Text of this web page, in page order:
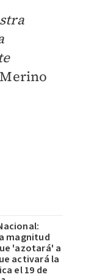
magnitud
'azotará' a
activará la
el 19 de